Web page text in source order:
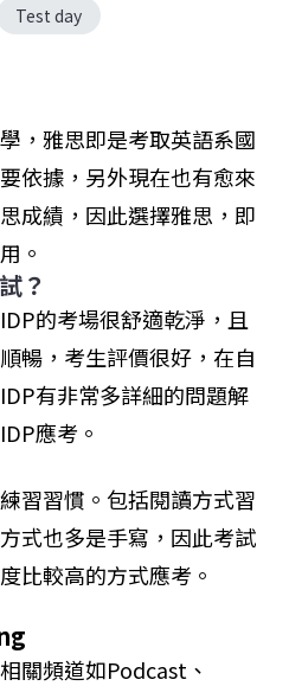
Test day
，雅思即是考取英語系國
依據，另外現在也有愈來
成績，因此選擇雅思，即
。
？
的考場很舒適乾淨，且
暢，考生評價很好，在自
有非常多詳細的問題解
應考。
習習慣。包括閱讀方式習
式也多是手寫，因此考試
比較高的方式應考。
關頻道如Podcast、